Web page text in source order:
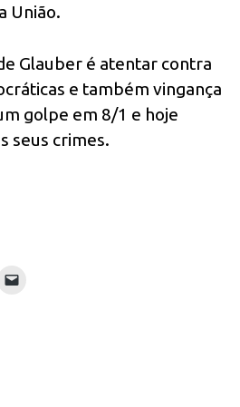
União.
Glauber é atentar contra
e também vingança
golpe em 8/1 e hoje
seus crimes.